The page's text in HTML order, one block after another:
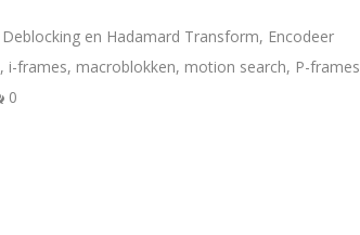
Deblocking en Hadamard Transform, Encodeer
, i-frames, macroblokken, motion search, P-frames
0